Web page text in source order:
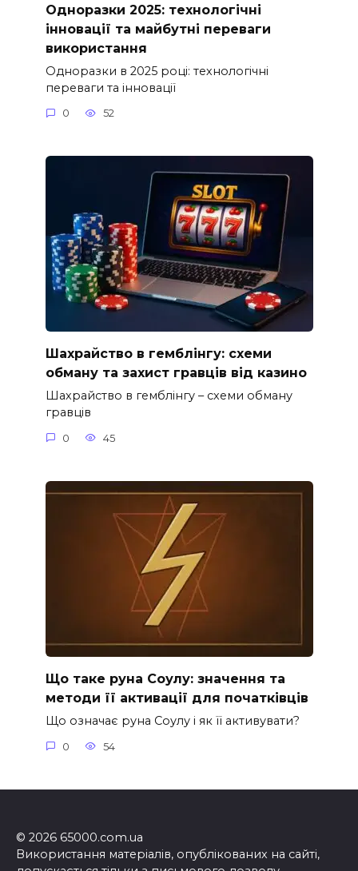
Одноразки 2025: технологічні
інновації та майбутні переваги
використання
Одноразки в 2025 році: технологічні
переваги та інновації
0 52
Шахрайство в гемблінгу: схеми
обману та захист гравців від казино
Шахрайство в гемблінгу – схеми обману
гравців
0 45
Що таке руна Соулу: значення та
методи її активації для початківців
Що означає руна Соулу і як її активувати?
0 54
© 2026 65000.com.ua
Використання матеріалів, опублікованих на сайті,